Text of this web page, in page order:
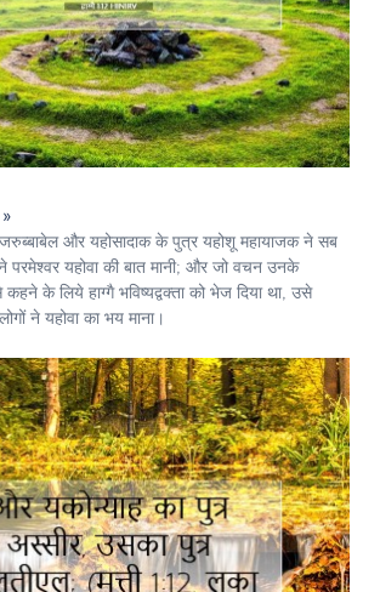
»
और यहोसादाक के पुत्र यहोशू महायाजक ने सब
परमेश्‍वर यहोवा की बात मानी; और जो वचन उनके
के लिये हाग्गै भविष्यद्वक्ता को भेज दिया था, उसे
ने यहोवा का भय माना।